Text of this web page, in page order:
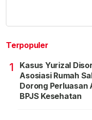
Terpopuler
1
Kasus Yurizal
Asosiasi Rumah
Dorong Perluasan
BPJS Kesehatan